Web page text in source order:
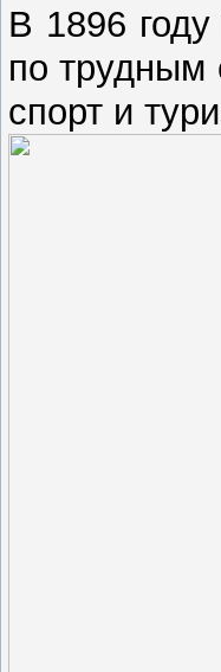
В 1896
по трудным
спорт и